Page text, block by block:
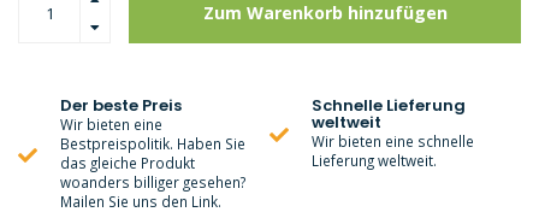
Zum Warenkorb hinzufügen
Der beste Preis
Wir bieten eine
Bestpreispolitik. Haben Sie
das gleiche Produkt
woanders billiger gesehen?
Mailen Sie uns den Link.
Schnelle Lieferung
weltweit
Wir bieten eine schnelle
Lieferung weltweit.